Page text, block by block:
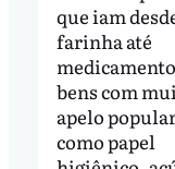
que iam
farinha até
bens com
apelo
como papel